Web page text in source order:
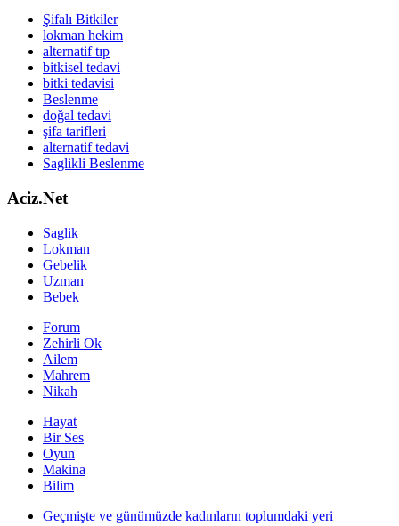
Şifalı Bitkiler
lokman hekim
alternatif tıp
bitkisel tedavi
bitki tedavisi
Beslenme
doğal tedavi
şifa tarifleri
alternatif tedavi
Saglikli Beslenme
Aciz.Net
Saglik
Lokman
Gebelik
Uzman
Bebek
Forum
Zehirli Ok
Ailem
Mahrem
Nikah
Hayat
Bir Ses
Oyun
Makina
Bilim
Geçmişte ve günümüzde kadınların toplumdaki yeri